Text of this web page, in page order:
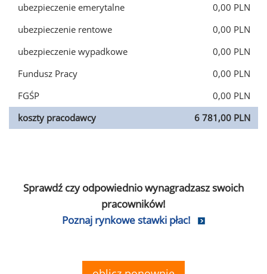
ubezpieczenie emerytalne
0,00 PLN
ubezpieczenie rentowe
0,00 PLN
ubezpieczenie wypadkowe
0,00 PLN
Fundusz Pracy
0,00 PLN
FGŚP
0,00 PLN
koszty pracodawcy
6 781,00 PLN
Sprawdź czy odpowiednio wynagradzasz swoich
pracowników!
Poznaj rynkowe stawki płac!